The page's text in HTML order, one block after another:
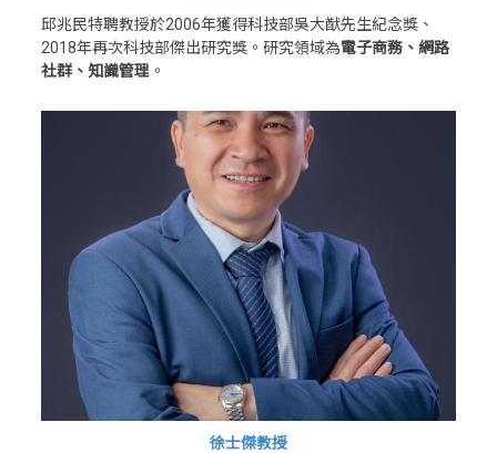
邱兆民特聘教授於2006年獲得科技部吳大猷先生紀念獎、
2018年再次科技部傑出研究獎。研究領域為電子商務、網路
社群、知識管理 。
徐士傑教授